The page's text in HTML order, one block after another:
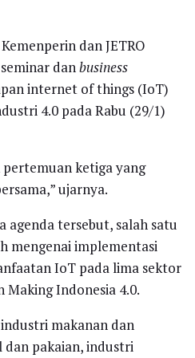
dan JETRO
danbusiness
internet of things (IoT)
4.0 pada Rabu (29/1)
ketiga yang
ujarnya.
agenda tersebut, salah satu
mengenai implementasi
IoT pada lima sektor
Making Indonesia 4.0.
makanan dan
pakaian, industri